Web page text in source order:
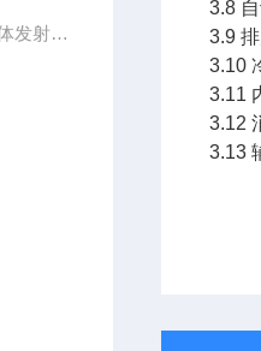
全谱直读型电感耦合等离子体发射光谱仪
3.8
3.9
3.10
3.11
3.12
3.13